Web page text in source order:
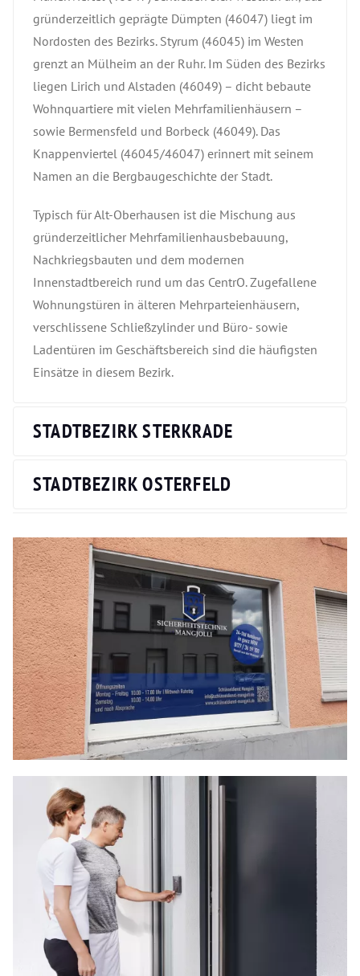
gründerzeitlich geprägte Dümpten (46047) liegt im
Nordosten des Bezirks. Styrum (46045) im Westen
grenzt an Mülheim an der Ruhr. Im Süden des Bezirks
liegen Lirich und Alstaden (46049) – dicht bebaute
Wohnquartiere mit vielen Mehrfamilienhäusern –
sowie Bermensfeld und Borbeck (46049). Das
Knappenviertel (46045/46047) erinnert mit seinem
Namen an die Bergbaugeschichte der Stadt.
Typisch für Alt-Oberhausen ist die Mischung aus
gründerzeitlicher Mehrfamilienhausbebauung,
Nachkriegsbauten und dem modernen
Innenstadtbereich rund um das CentrO. Zugefallene
Wohnungstüren in älteren Mehrparteienhäusern,
verschlissene Schließzylinder und Büro- sowie
Ladentüren im Geschäftsbereich sind die häufigsten
Einsätze in diesem Bezirk.
STADTBEZIRK STERKRADE
STADTBEZIRK OSTERFELD